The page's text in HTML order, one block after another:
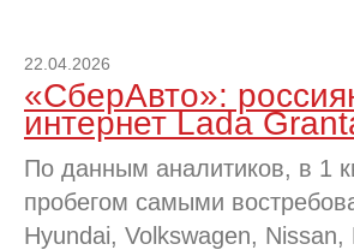
22.04.2026
«СберАвто»:
интернет Lada
По данным аналитиков, в 1
пробегом самыми
Hyundai, Volkswagen,